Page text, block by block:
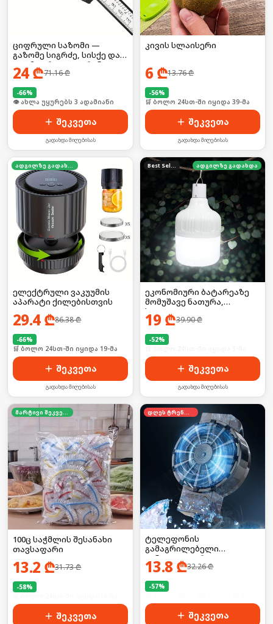
ციფრული საზომი —
გაზომე სიგრძე, სისქე და
დიამეტრი LCD ეკრანით!
24₾71.16₾
-66%
🛒 ბოლო 24სთ-ში იყიდა 3-მა
შეკვეთა
გადახდა მიღებისას
კივის სლაისერი
6 ₾13.76₾
-56%
🛒 ბოლო 24სთ-ში იყიდა 39-მა
შეკვეთა
გადახდა მიღებისას
ადგილზე გადახდა
ელექტრული ვაკუუმის
აპარატი ქილებისთვის
29.4₾86.38₾
-66%
🛒 ბოლო 24სთ-ში იყიდა 19-მა
შეკვეთა
გადახდა მიღებისას
Best Seller ადგილზე გადახდა
ეკონომიური ბატარეაზე
მომუშავე ნათურა,
საკიდით
19 ₾39.90₾
-52%
შეკვეთა
გადახდა მიღებისას
მარტივი შეკვეთა
100ც საჭმლის შესანახი
თავსაფარი
13.2 ₾31.73₾
-58%
შეკვეთა
დღეს ტრენდში
ტელეფონის
გამაგრილებელი
ვინტილატორი
13.8 ₾32.26₾
-57%
შეკვეთა